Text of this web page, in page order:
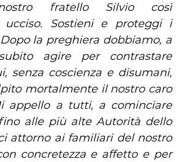
fratello Silvio così
ucciso. Sostieni e proteggi i
la preghiera dobbiamo, a
agire per contrastare
senza coscienza e disumani,
mortalmente il nostro caro
appello a tutti, a cominciare
alle più alte Autorità dello
attorno ai familiari del nostro
concretezza e affetto e per